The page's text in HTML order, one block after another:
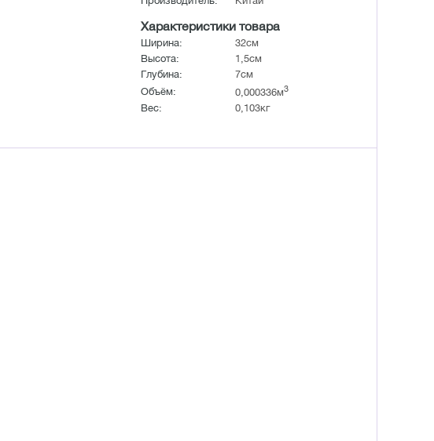
Характеристики товара
Ширина:
32см
Высота:
1,5см
Глубина:
7см
Объём:
0,000336м3
Вес: 0,103кг